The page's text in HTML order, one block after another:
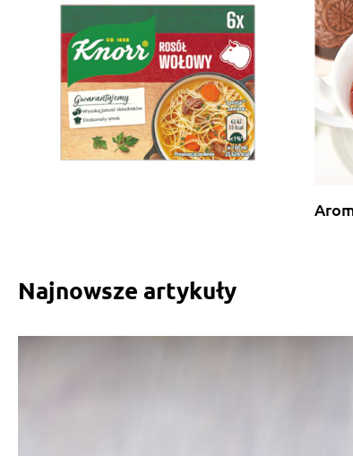
Najnowsze artykuły